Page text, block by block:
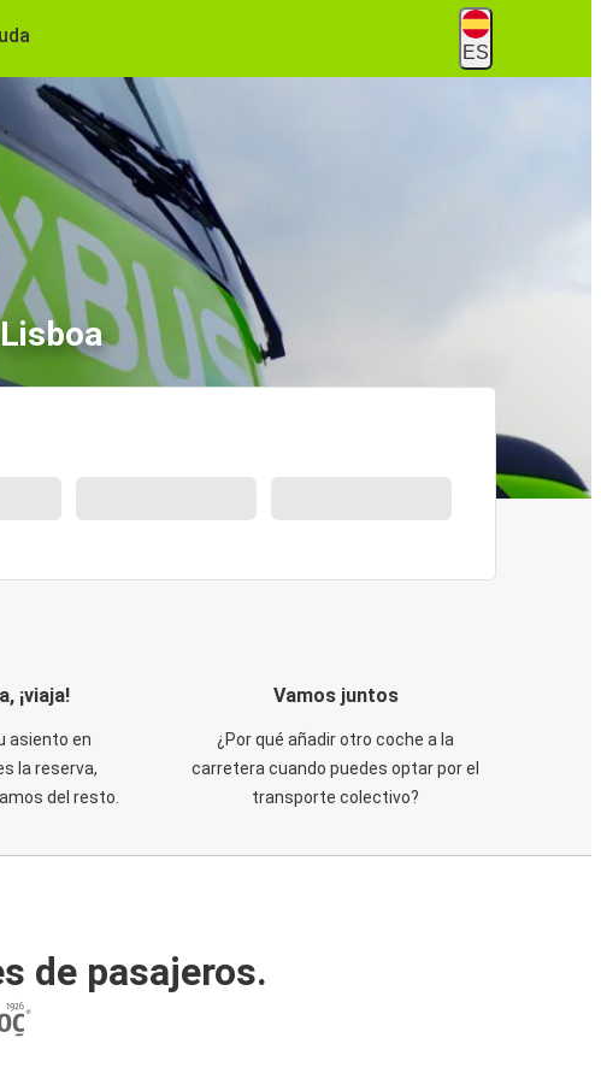
ES
¡viaja!
asiento en
la reserva,
del resto.
Vamos juntos
¿Por qué añadir otro coche a la
carretera cuando puedes optar por el
transporte colectivo?
de pasajeros.